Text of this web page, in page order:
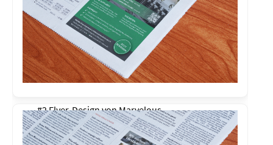
#2 Flyer-Design vonMarvelous